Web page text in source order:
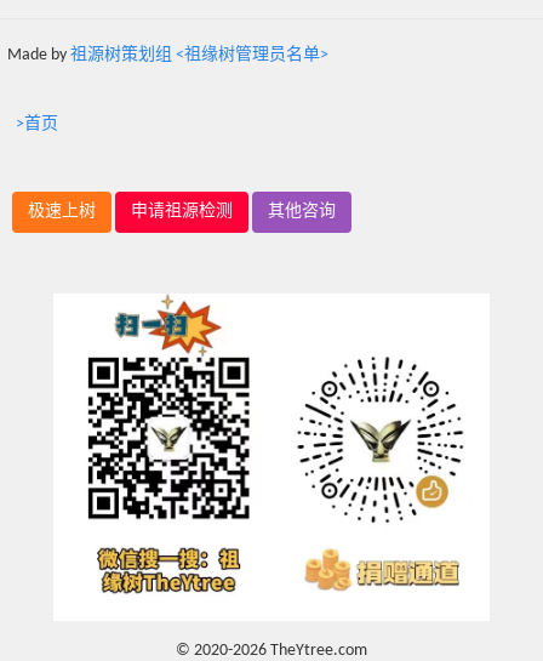
Made by 祖源树策划组 <祖缘树管理员名单>
>首页
极速上树 申请祖源检测 其他咨询
© 2020-2026 TheYtree.com